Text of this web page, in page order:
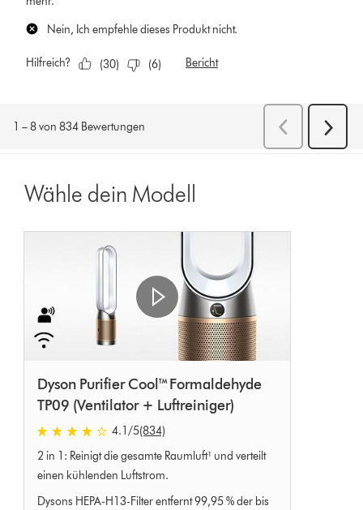
Wähle dein Modell
Dyson Purifier Cool™ Formaldehyde
TP09 (Ventilator + Luftreiniger)
4.1
stars
out
4.1 /5(834)
2 in 1: Reinigt die gesamte Raumluft¹ und verteilt
einen kühlenden Luftstrom.
Dysons HEPA-H13-Filter entfernt 99,95 % der bis